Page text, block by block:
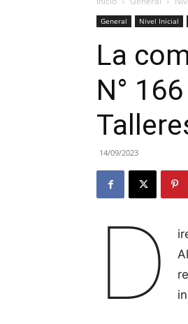
General Nivel Inicial
La
N°
14/09/2023
D